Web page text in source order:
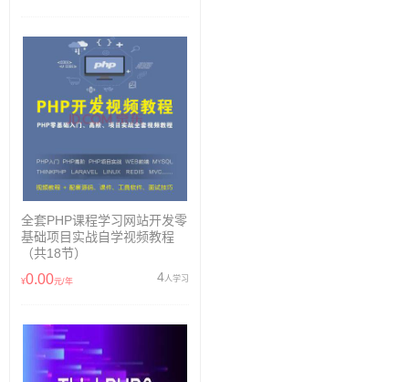
全套PHP课程学习网站开发零
基础项目实战自学视频教程
（共18节）
¥0.00元/年 4人学习